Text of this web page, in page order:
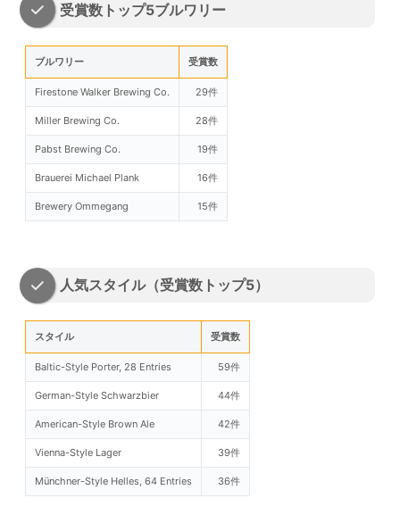
受賞数トップ5ブルワリー
ブルワリー 受賞数
Firestone Walker Brewing Co. 29件
Miller Brewing Co. 28件
Pabst Brewing Co. 19件
Brauerei Michael Plank 16件
Brewery Ommegang 15件
人気スタイル（受賞数トップ5）
スタイル 受賞数
Baltic-Style Porter, 28 Entries 59件
German-Style Schwarzbier 44件
American-Style Brown Ale 42件
Vienna-Style Lager 39件
Münchner-Style Helles, 64 Entries 36件